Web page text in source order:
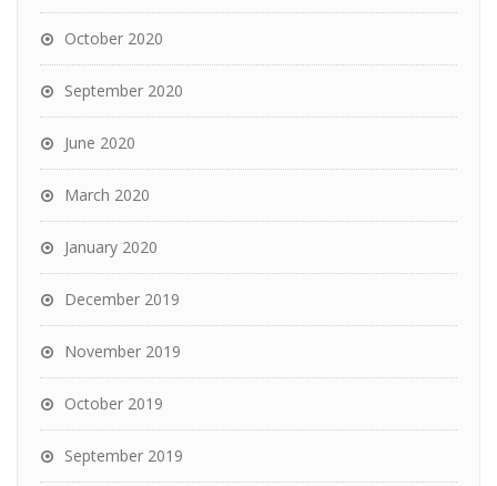
October 2020
September 2020
June 2020
March 2020
January 2020
December 2019
November 2019
October 2019
September 2019